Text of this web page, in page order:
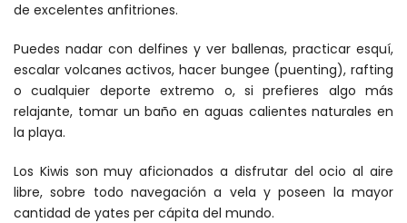
de excelentes anfitriones.
Puedes nadar con delfines y ver ballenas, practicar esquí,
escalar volcanes activos, hacer bungee (puenting), rafting
o cualquier deporte extremo o, si prefieres algo más
relajante, tomar un baño en aguas calientes naturales en
la playa.
Los Kiwis son muy aficionados a disfrutar del ocio al aire
libre, sobre todo navegación a vela y poseen la mayor
cantidad de yates per cápita del mundo.